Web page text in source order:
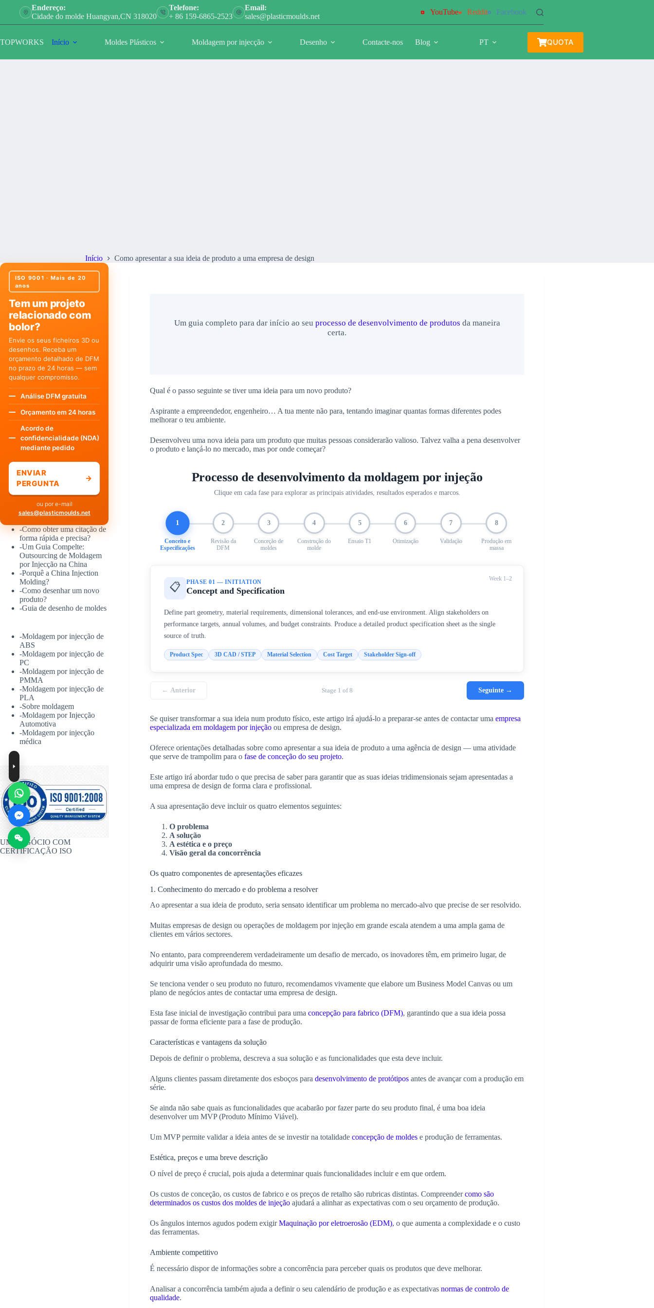
Endereço:
Cidade do molde Huangyan,CN 318020
Telefone:
+ 86 159-6865-2523
Email:
sales@plasticmoulds.net
YouTube Reddit Facebook
TOPWORKS Início Moldes Plásticos Moldagem por injecção Desenho Contacte-nos Blog PT QUOTA
Início Como apresentar a sua ideia de produto a uma empresa de design
Um guia completo para dar início ao seu processo de desenvolvimento de produtos da maneira
certa.
Qual é o passo seguinte se tiver uma ideia para um novo produto?
Aspirante a empreendedor, engenheiro… A tua mente não para, tentando imaginar quantas formas diferentes podes
melhorar o teu ambiente.
Desenvolveu uma nova ideia para um produto que muitas pessoas considerarão valioso. Talvez valha a pena desenvolver
o produto e lançá-lo no mercado, mas por onde começar?
Processo de desenvolvimento da moldagem por injeção
Clique em cada fase para explorar as principais atividades, resultados esperados e marcos.
1
Conceito e
Especificações
2
Revisão da
DFM
3
Conceção de
moldes
4
Construção do
molde
5
Ensaio T1
6
Otimização
7
Validação
8
Produção em
massa
Week 1–2
📋 PHASE 01 — INITIATION
Concept and Specification
Define part geometry, material requirements, dimensional tolerances, and end-use environment. Align stakeholders on
performance targets, annual volumes, and budget constraints. Produce a detailed product specification sheet as the single
source of truth.
Product Spec 3D CAD / STEP Material Selection Cost Target Stakeholder Sign-off
← Anterior Stage 1 of 8 Seguinte →
Se quiser transformar a sua ideia num produto físico, este artigo irá ajudá-lo a preparar-se antes de contactar umaempresa
especializada em moldagem por injeção ou empresa de design.
Oferece orientações detalhadas sobre como apresentar a sua ideia de produto a uma agência de design — uma atividade
que serve de trampolim para ofase de conceção do seu projeto.
Este artigo irá abordar tudo o que precisa de saber para garantir que as suas ideias tridimensionais sejam apresentadas a
uma empresa de design de forma clara e profissional.
A sua apresentação deve incluir os quatro elementos seguintes:
O problema
A solução
A estética e o preço
Visão geral da concorrência
Os quatro componentes de apresentações eficazes
1. Conhecimento do mercado e do problema a resolver
Ao apresentar a sua ideia de produto, seria sensato identificar um problema no mercado-alvo que precise de ser resolvido.
Muitas empresas de design ou operações de moldagem por injeção em grande escala atendem a uma ampla gama de
clientes em vários sectores.
No entanto, para compreenderem verdadeiramente um desafio de mercado, os inovadores têm, em primeiro lugar, de
adquirir uma visão aprofundada do mesmo.
Se tenciona vender o seu produto no futuro, recomendamos vivamente que elabore um Business Model Canvas ou um
plano de negócios antes de contactar uma empresa de design.
Esta fase inicial de investigação contribui para umaconcepção para fabrico (DFM), garantindo que a sua ideia possa
passar de forma eficiente para a fase de produção.
Características e vantagens da solução
Depois de definir o problema, descreva a sua solução e as funcionalidades que esta deve incluir.
Alguns clientes passam diretamente dos esboços paradesenvolvimento de protótipos antes de avançar com a produção em
série.
Se ainda não sabe quais as funcionalidades que acabarão por fazer parte do seu produto final, é uma boa ideia
desenvolver um MVP (Produto Mínimo Viável).
Um MVP permite validar a ideia antes de se investir na totalidadeconcepção de moldes e produção de ferramentas.
Estética, preços e uma breve descrição
O nível de preço é crucial, pois ajuda a determinar quais funcionalidades incluir e em que ordem.
Os custos de conceção, os custos de fabrico e os preços de retalho são rubricas distintas. Compreendercomo são
determinados os custos dos moldes de injeção ajudará a alinhar as expectativas com o seu orçamento de produção.
Os ângulos internos agudos podem exigirMaquinação por eletroerosão (EDM), o que aumenta a complexidade e o custo
das ferramentas.
Ambiente competitivo
É necessário dispor de informações sobre a concorrência para perceber quais os produtos que deve melhorar.
Analisar a concorrência também ajuda a definir o seu calendário de produção e as expectativasnormas de controlo de
qualidade.
ISO 9001 · Mais de 20
anos
Tem um projeto
relacionado com
bolor?
Envie os seus ficheiros 3D ou
desenhos. Receba um
orçamento detalhado de DFM
no prazo de 24 horas — sem
qualquer compromisso.
Análise DFM gratuita
Orçamento em 24 horas
Acordo de
confidencialidade (NDA)
mediante pedido
ENVIAR
PERGUNTA
→
ou por e-mail
sales@plasticmoulds.net
-Como obter uma citação de
forma rápida e precisa?
-Um Guia Compelte:
Outsourcing de Moldagem
por Injecção na China
-Porquê a China Injection
Molding?
-Como desenhar um novo
produto?
-Guia de desenho de moldes
-Moldagem por injecção de
ABS
-Moldagem por injecção de
PC
-Moldagem por injecção de
PMMA
-Moldagem por injecção de
PLA
-Sobre moldagem
-Moldagem por Injecção
Automotiva
-Moldagem por injecção
médica
UM NEGÓCIO COM
CERTIFICAÇÃO ISO